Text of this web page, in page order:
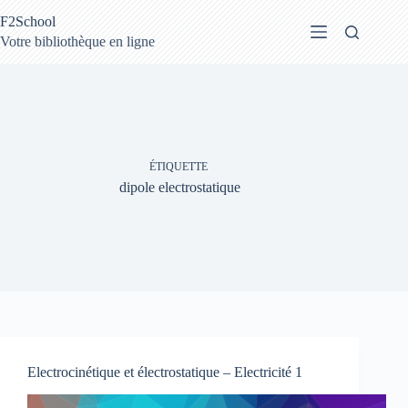
au
contenu
F2School
Votre bibliothèque en ligne
ÉTIQUETTE
dipole electrostatique
Electrocinétique et électrostatique – Electricité 1